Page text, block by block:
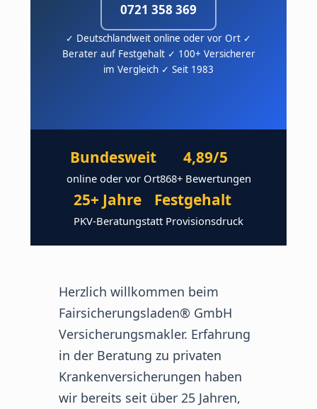
0721 358 369
✓ Deutschlandweit online oder vor Ort ✓
Berater auf Festgehalt ✓ 100+ Versicherer
im Vergleich ✓ Seit 1983
Bundesweit
online oder vor Ort
4,89/5
868+ Bewertungen
25+ Jahre
PKV-Beratung
Festgehalt
statt Provisionsdruck
Herzlich willkommen beim
Fairsicherungsladen® GmbH
Versicherungsmakler. Erfahrung
in der Beratung zu privaten
Krankenversicherungen haben
wir bereits seit über 25 Jahren,